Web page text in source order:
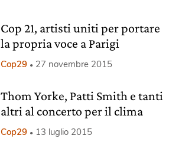
Cop 21, artisti uniti per portare
la propria voce a Parigi
Cop29 27 novembre 2015
Thom Yorke, Patti Smith e tanti
altri al concerto per il clima
Cop29 13 luglio 2015